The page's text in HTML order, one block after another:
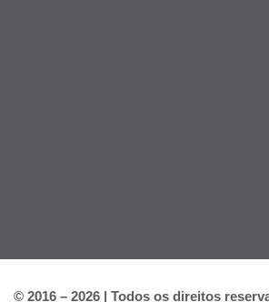
© 2016 – 2026 | Todos os direitos